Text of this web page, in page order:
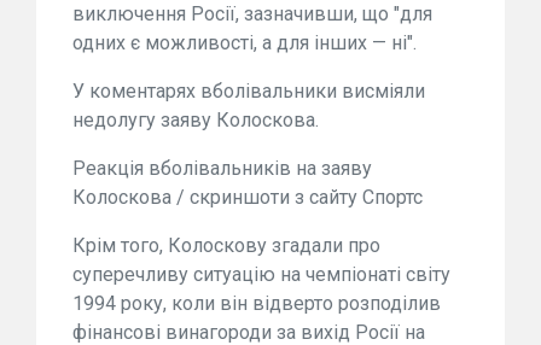
виключення Росії, зазначивши, що "для
одних є можливості, а для інших — ні".
У коментарях вболівальники висміяли
недолугу заяву Колоскова.
Реакція вболівальників на заяву
Колоскова / скриншоти з сайту Спортс
Крім того, Колоскову згадали про
суперечливу ситуацію на чемпіонаті світу
1994 року, коли він відверто розподілив
фінансові винагороди за вихід Росії на